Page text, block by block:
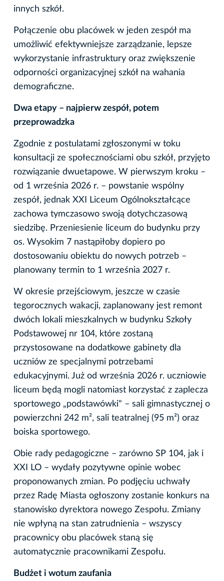
innych szkół.
Połączenie obu placówek w jeden zespół ma
umożliwić efektywniejsze zarządzanie, lepsze
wykorzystanie infrastruktury oraz zwiększenie
odporności organizacyjnej szkół na wahania
demograficzne.
Dwa etapy – najpierw zespół, potem
przeprowadzka
Zgodnie z postulatami zgłoszonymi w toku
konsultacji ze społecznościami obu szkół, przyjęto
rozwiązanie dwuetapowe. W pierwszym kroku –
od 1 września 2026 r. – powstanie wspólny
zespół, jednak XXI Liceum Ogólnokształcące
zachowa tymczasowo swoją dotychczasową
siedzibę. Przeniesienie liceum do budynku przy
os. Wysokim 7 nastąpiłoby dopiero po
dostosowaniu obiektu do nowych potrzeb –
planowany termin to 1 września 2027 r.
W okresie przejściowym, jeszcze w czasie
tegorocznych wakacji, zaplanowany jest remont
dwóch lokali mieszkalnych w budynku Szkoły
Podstawowej nr 104, które zostaną
przystosowane na dodatkowe gabinety dla
uczniów ze specjalnymi potrzebami
edukacyjnymi. Już od września 2026 r. uczniowie
liceum będą mogli natomiast korzystać z zaplecza
sportowego „podstawówki" – sali gimnastycznej o
powierzchni 242 m², sali teatralnej (95 m²) oraz
boiska sportowego.
Obie rady pedagogiczne – zarówno SP 104, jak i
XXI LO – wydały pozytywne opinie wobec
proponowanych zmian. Po podjęciu uchwały
przez Radę Miasta ogłoszony zostanie konkurs na
stanowisko dyrektora nowego Zespołu. Zmiany
nie wpłyną na stan zatrudnienia – wszyscy
pracownicy obu placówek staną się
automatycznie pracownikami Zespołu.
Budżet i wotum zaufania